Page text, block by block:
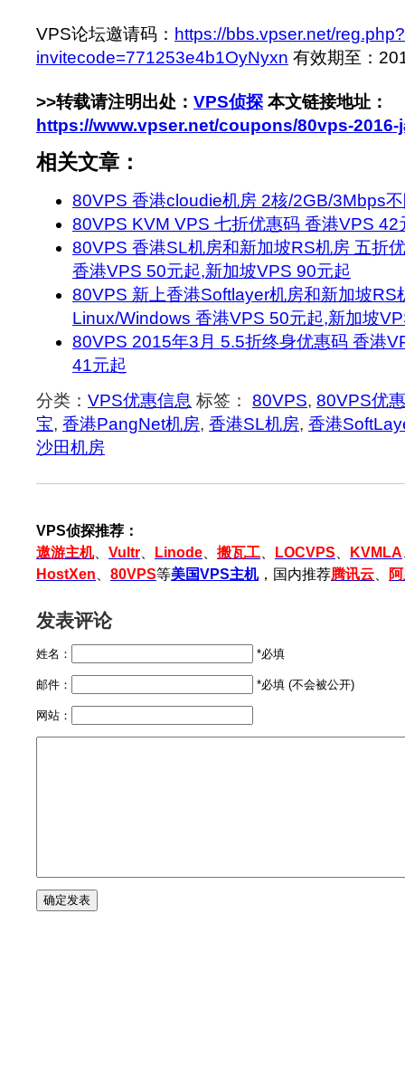
VPS论坛邀请码： https://bbs.vpser.net/reg.php?
invitecode=771253e4b1OyNyxn 有效期至：
>>转载请注明出处： VPS侦探 本文链接地址：
https://www.vpser.net/coupons/80vps-
相关文章：
80VPS 香港cloudie机房 2核/2GB/3Mbps
80VPS KVM VPS 七折优惠码 香港VPS
80VPS 香港SL机房和新加坡RS机房 五折
香港VPS 50元起,新加坡VPS 90元起
80VPS 新上香港Softlayer机房和新加坡RS
Linux/Windows 香港VPS 50元起,新加坡
80VPS 2015年3月 5.5折终身优惠码 香港
41元起
分类： VPS优惠信息 标签： 80VPS, 80VPS优
宝, 香港PangNet机房, 香港SL机房, 香港
沙田机房
VPS侦探推荐：
遨游主机、 Vultr Linode 搬瓦工 LOCVPS KVMLA
HostXen
80VPS等美国VPS主机，国内推荐腾讯云
发表评论
姓名： *必填
邮件： *必填 (不会被公开)
网站：